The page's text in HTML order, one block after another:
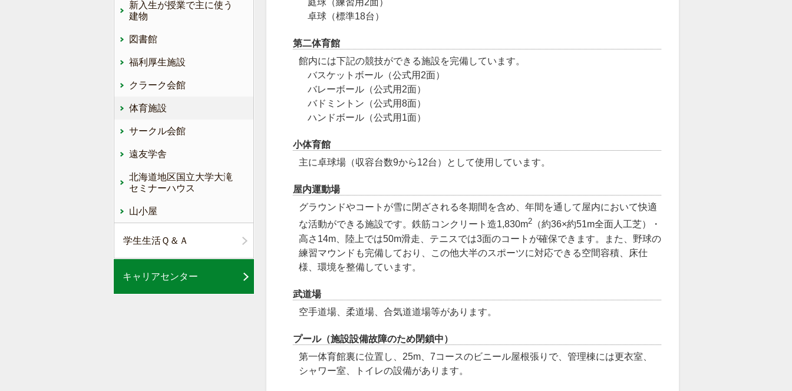
庭球（練習用2面）
卓球（標準18台）
第二体育館
館内には下記の競技ができる施設を完備しています。
バスケットボール（公式用2面）
バレーボール（公式用2面）
バドミントン（公式用8面）
ハンドボール（公式用1面）
小体育館
主に卓球場（収容台数9から12台）として使用しています。
屋内運動場
グラウンドやコートが雪に閉ざされる冬期間を含め、年間を通して屋内において快適
な活動ができる施設です。鉄筋コンクリート造1,830m2 （約36×約51m全面人工芝）・
高さ14m、陸上では50m滑走、テニスでは3面のコートが確保できます。また、野球の
練習マウンドも完備しており、この他大半のスポーツに対応できる空間容積、床仕
様、環境を整備しています。
武道場
空手道場、柔道場、合気道道場等があります。
プール（施設設備故障のため閉鎖中）
第一体育館裏に位置し、25m、7コースのビニール屋根張りで、管理棟には更衣室、
シャワー室、トイレの設備があります。
新入生が授業で主に使う
建物
図書館
福利厚生施設
クラーク会館
体育施設
サークル会館
遠友学舎
北海道地区国立大学大滝
セミナーハウス
山小屋
学生生活Ｑ＆Ａ
キャリアセンター